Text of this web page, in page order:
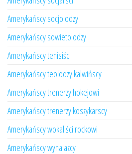
Amerykańscy socjolodzy
Amerykańscy sowietolodzy
Amerykańscy tenisiści
Amerykańscy teolodzy kalwińscy
Amerykańscy trenerzy hokejowi
Amerykańscy trenerzy koszykarscy
Amerykańscy wokaliści rockowi
Amerykańscy wynalazcy